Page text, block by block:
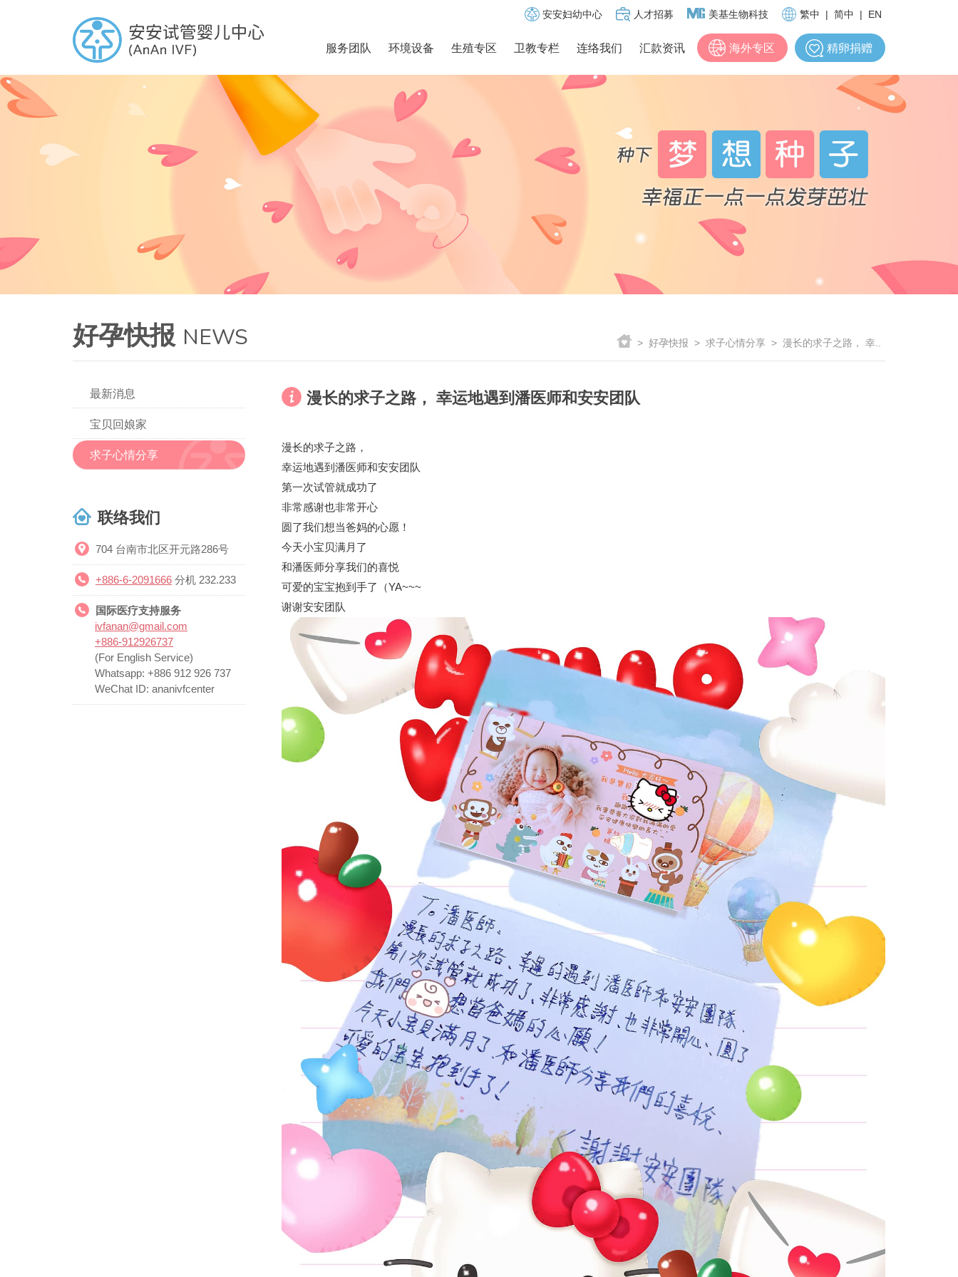
繁中 | 简中 | EN
美基生物科技
人才招募
安安妇幼中心
服务团队 环境设备 生殖专区 卫教专栏 连络我们 汇款资讯 海外专区 精卵捐赠
好孕快报 NEWS > 好孕快报 > 求子心情分享 > 漫长的求子之路， 幸..
漫长的求子之路， 幸运地遇到潘医师和安安团队
漫长的求子之路，
幸运地遇到潘医师和安安团队
第一次试管就成功了
非常感谢也非常开心
圆了我们想当爸妈的心愿！
今天小宝贝满月了
和潘医师分享我们的喜悦
可爱的宝宝抱到手了（YA~~~
谢谢安安团队
最新消息
宝贝回娘家
求子心情分享
联络我们
704 台南市北区开元路286号
+886-6-2091666 分机 232.233
国际医疗支持服务
ivfanan@gmail.com
+886-912926737
(For English Service)
Whatsapp: +886 912 926 737
WeChat ID: ananivfcenter